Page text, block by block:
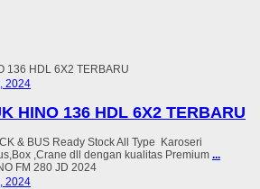
2024
HINO 136 HDL 6X2 TERBARU
& BUS Ready Stock All Type Karoseri
,Crane dll dengan kualitas Premium ...
2024